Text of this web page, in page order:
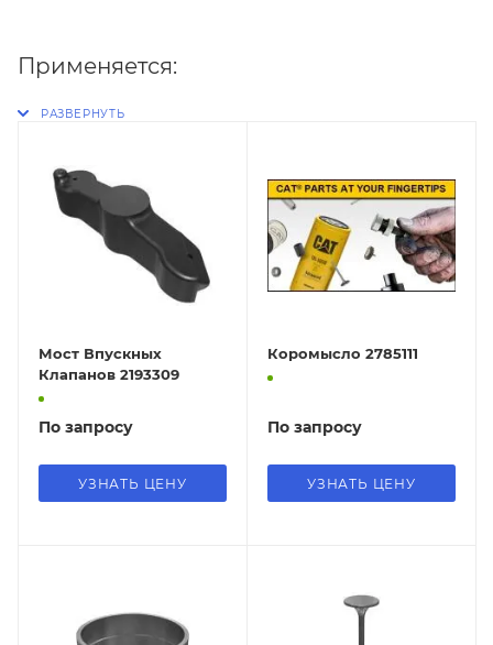
Применяется:
Мост Впускных
Клапанов 2193309
По запросу
УЗНАТЬ ЦЕНУ
Коромысло 2785111
По запросу
УЗНАТЬ ЦЕНУ